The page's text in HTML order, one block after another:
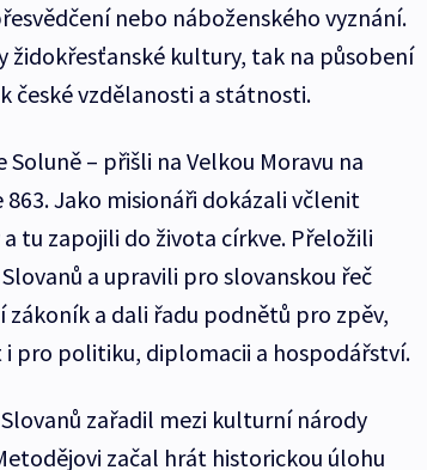
nebo náboženského vyznání.
židokřesťanské kultury, tak na působení
české vzdělanosti a státnosti.
Soluně – přišli na Velkou Moravu na
Jako misionáři dokázali včlenit
tu zapojili do života církve. Přeložili
a upravili pro slovanskou řeč
a dali řadu podnětů pro zpěv,
pro politiku, diplomacii a hospodářství.
zařadil mezi kulturní národy
začal hrát historickou úlohu